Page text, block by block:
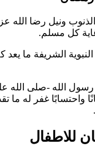
الذنوب ونيل رضا
غاية كل مسلم.
الشريفة ما
رسول الله -صلى الله
واحتسابًا غفر له ما
للاطفال